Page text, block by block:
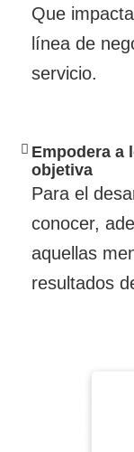
Que
línea de
servicio.
Empodera a
objetiva
Para el
conocer,
aquellas
resultados